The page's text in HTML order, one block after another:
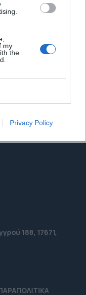
my
the
Privacy Policy
188, 17671,